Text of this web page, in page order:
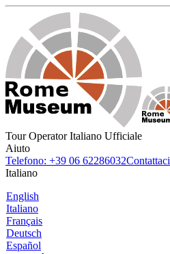
Tour Operator Italiano Ufficiale
Aiuto
Telefono: +39 06 62286032Contattaci
Italiano
English
Italiano
Français
Deutsch
Español